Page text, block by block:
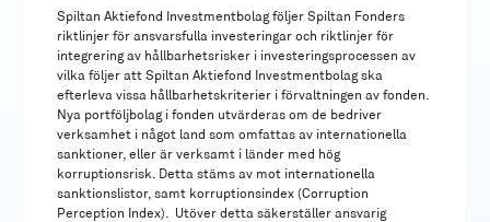
Spiltan Aktiefond Investmentbolag följer Spiltan Fonders
riktlinjer för ansvarsfulla investeringar och riktlinjer för
integrering av hållbarhetsrisker i investeringsprocessen av
vilka följer att Spiltan Aktiefond Investmentbolag ska
efterleva vissa hållbarhetskriterier i förvaltningen av fonden.
Nya portföljbolag i fonden utvärderas om de bedriver
verksamhet i något land som omfattas av internationella
sanktioner, eller är verksamt i länder med hög
korruptionsrisk. Detta stäms av mot internationella
sanktionslistor, samt korruptionsindex (Corruption
Perception Index). Utöver detta säkerställer ansvarig